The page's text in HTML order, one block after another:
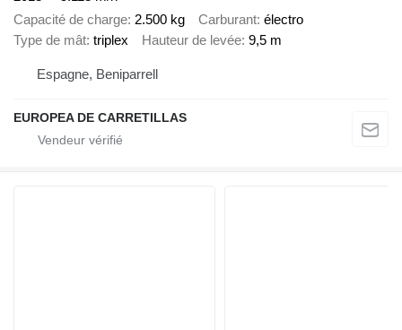
Capacité de charge 2.500 kg Carburant électro
Type de mât triplex Hauteur de levée 9,5 m
Espagne, Beniparrell
EUROPEA DE CARRETILLAS